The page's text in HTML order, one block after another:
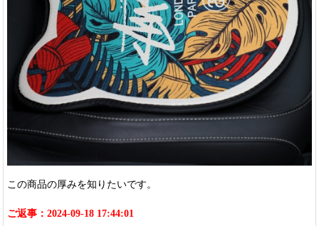
この商品の厚みを知りたいです。
ご返事：2024-09-18 17:44:01